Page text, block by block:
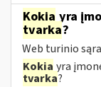
Kokia yra
tvarka?
Web turinio
Kokia yra
tvarka?